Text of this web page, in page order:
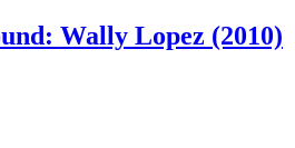
Wally Lopez (2010)